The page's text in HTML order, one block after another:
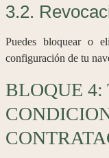
3.2.
Puedes bloquear o
configuración de tu
BLOQUE 4: